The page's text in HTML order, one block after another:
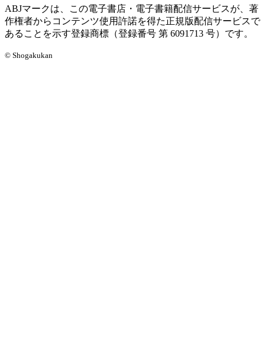
ABJマークは、この電子書店・電子書籍配信サービスが、著
作権者からコンテンツ使用許諾を得た正規版配信サービスで
あることを示す登録商標（登録番号 第 6091713 号）です。
© Shogakukan